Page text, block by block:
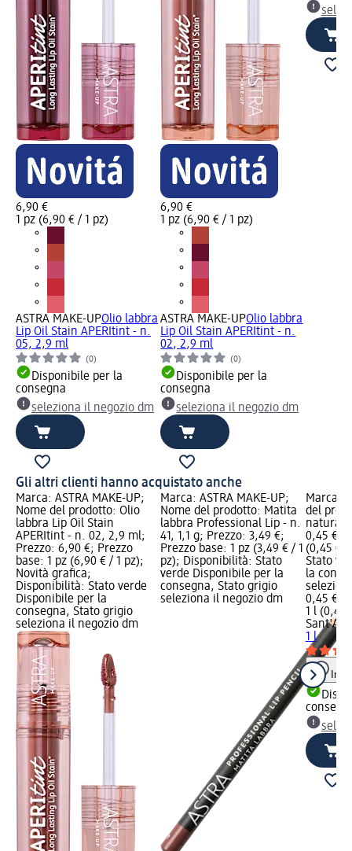
6,90 €
1 pz (6,90 € / 1 pz)
ASTRA MAKE-UPOlio labbra
Lip Oil Stain APERItint - n.
05, 2,9 ml
(0)
Disponibile per la
consegna
seleziona il negozio dm
6,90 €
1 pz (6,90 € / 1 pz)
ASTRA MAKE-UPOlio labbra
Lip Oil Stain APERItint - n.
02, 2,9 ml
(0)
Disponibile per la
consegna
seleziona il negozio dm
Gli altri clienti hanno acquistato anche
Marca: ASTRA MAKE-UP;
Nome del prodotto: Olio
labbra Lip Oil Stain
APERItint - n. 02, 2,9 ml;
Prezzo: 6,90 €; Prezzo
base: 1 pz (6,90 € / 1 pz);
Novità grafica;
Disponibilità: Stato verde
Disponibile per la
consegna, Stato grigio
seleziona il negozio dm
Marca: ASTRA MAKE-UP;
Nome del prodotto: Matita
labbra Professional Lip - n.
41, 1,1 g; Prezzo: 3,49 €;
Prezzo base: 1 pz (3,49 € / 1
pz); Disponibilità: Stato
verde Disponibile per la
consegna, Stato grigio
seleziona il negozio dm
Marca:
del
0,45 €;
(0,45 €
Stato
la
0,45 €
1 l (0,45
1 l